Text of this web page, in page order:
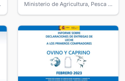
Ministerio de Agricultura, Pesca y Alimentación